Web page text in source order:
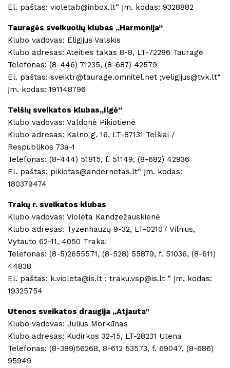
El. paštas: violetab@inbox.lt“ Įm. kodas: 9328882
Tauragės sveikuolių klubas ,,Harmonija”
Klubo vadovas: Eligijus Valskis
Klubo adresas: Ateities takas 8-8, LT-72286 Tauragė
Telefonas: (8-446) 71235, (8-687) 42579
El. paštas: sveiktr@taurage.omnitel.net ;veligijus@tvk.lt“
Įm. kodas: 191148796
Telšių sveikatos klubas,,Ilgė”
Klubo vadovas: Valdonė Pikiotienė
Klubo adresas: Kalno g. 16, LT-87131 Telšiai /
Respublikos 73a-1
Telefonas: (8-444) 51815, f. 51149, (8-682) 42936
El. paštas: pikiotas@andernetas.lt“ Įm. kodas:
180379474
Trakų r. sveikatos klubas
Klubo vadovas: Violeta Kandzežauskienė
Klubo adresas: Tyzenhauzų 9-32, LT-02107 Vilnius,
Vytauto 62-11, 4050 Trakai
Telefonas: (8-5)2655571, (8-528) 55879, f. 51036, (8-611)
44838
El. paštas: k.violeta@is.lt ; traku.vsp@is.lt “ Įm. kodas:
19325754
Utenos sveikatos draugija ,,Atjauta”
Klubo vadovas: Julius Morkūnas
Klubo adresas: Kudirkos 32-15, LT-28231 Utena
Telefonas: (8-389)56268, 8-612 53573, f. 69047, (8-686)
95949